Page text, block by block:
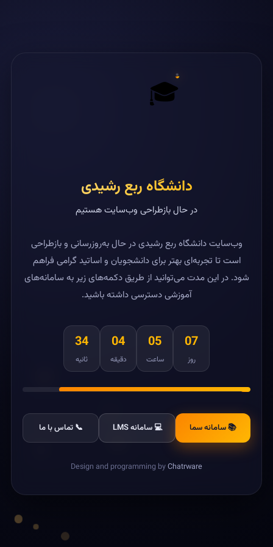
🎓
دانشگاه ربع رشیدی
در حال بازطراحی وب‌سایت هستیم
وب‌سایت دانشگاه ربع رشیدی در حال به‌روزرسانی و بازطراحی
است تا تجربه‌ای بهتر برای دانشجویان و اساتید گرامی فراهم
شود. در این مدت می‌توانید از طریق دکمه‌های زیر به سامانه‌های
آموزشی دسترسی داشته باشید.
07
روز
05
ساعت
04
دقیقه
34
ثانیه
📚 سامانه سما 💻 سامانه LMS 📞 تماس با ما
Design and programming byChatrware